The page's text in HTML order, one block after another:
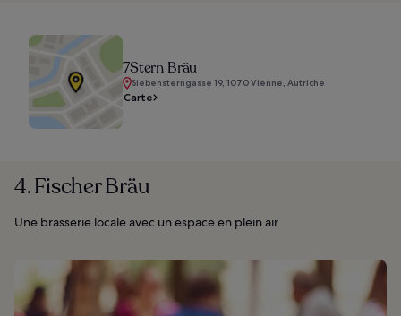
7Stern Bräu
Siebensterngasse 19, 1070 Vienne, Autriche
Carte
4. Fischer Bräu
Une brasserie locale avec un espace en plein air